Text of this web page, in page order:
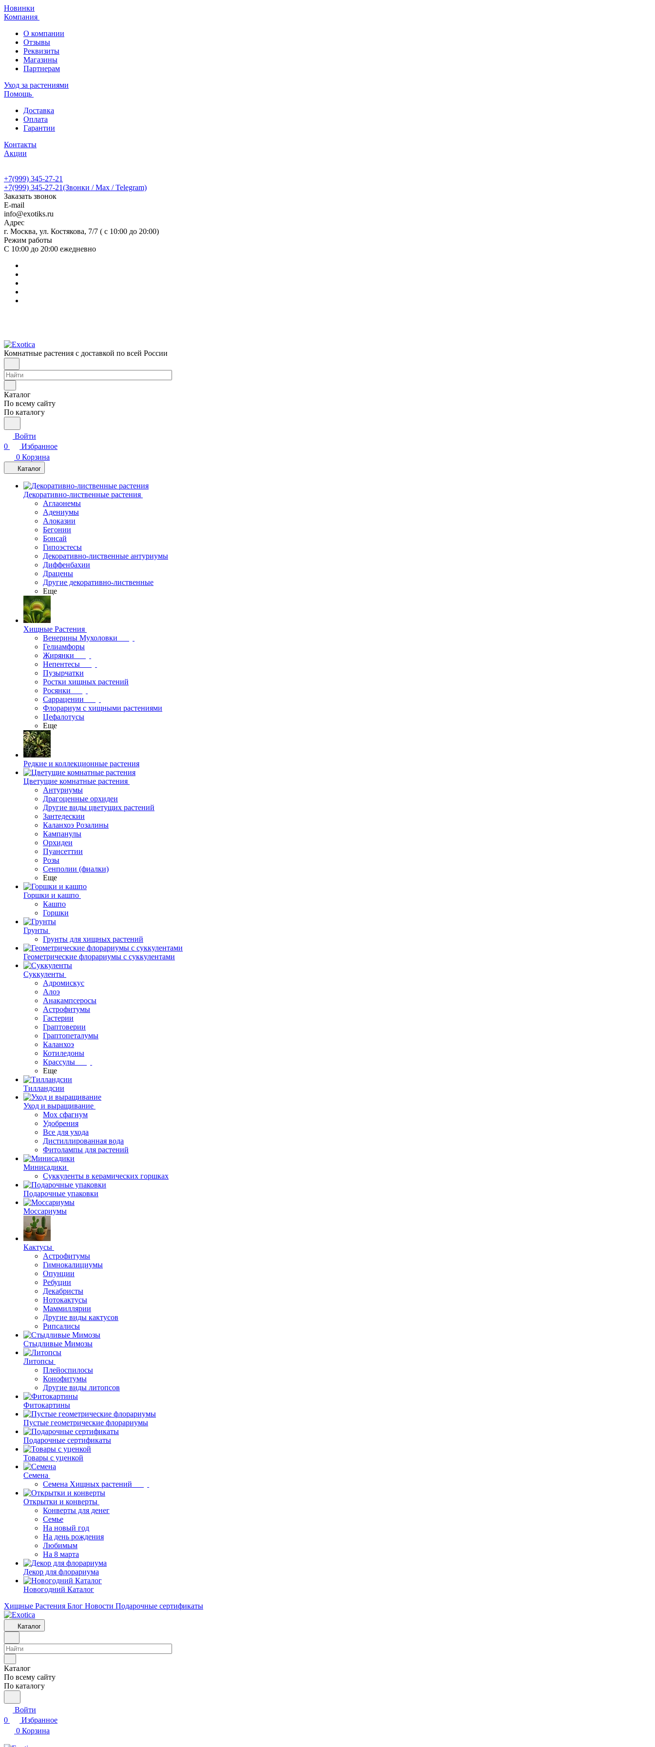
Новинки
Компания
О компании
Отзывы
Реквизиты
Магазины
Партнерам
Уход за растениями
Помощь
Доставка
Оплата
Гарантии
Контакты
Акции
+7(999) 345-27-21
+7(999) 345-27-21(Звонки / Max / Telegram)
Заказать звонок
E-mail
info@exotiks.ru
Адрес
г. Москва, ул. Костякова, 7/7 ( с 10:00 до 20:00)
Режим работы
С 10:00 до 20:00 ежедневно
Комнатные растения с доставкой по всей России
Каталог
По всему сайту
По каталогу
Войти
0
Избранное
0 Корзина
Каталог
Декоративно-лиственные растения
Аглаонемы
Адениумы
Алоказии
Бегонии
Бонсай
Гипоэстесы
Декоративно-лиственные антуриумы
Диффенбахии
Драцены
Другие декоративно-лиственные
Еще
Хищные Растения
Венерины Мухоловки
Гелиамфоры
Жирянки
Непентесы
Пузырчатки
Ростки хищных растений
Росянки
Саррацении
Флорариум с хищными растениями
Цефалотусы
Еще
Редкие и коллекционные растения
Цветущие комнатные растения
Антуриумы
Драгоценные орхидеи
Другие виды цветущих растений
Зантедескии
Каланхоэ Розалины
Кампанулы
Орхидеи
Пуансеттии
Розы
Сенполии (фиалки)
Еще
Горшки и кашпо
Кашпо
Горшки
Грунты
Грунты для хищных растений
Геометрические флорариумы с суккулентами
Суккуленты
Адромискус
Алоэ
Анакампсеросы
Астрофитумы
Гастерии
Граптоверии
Граптопеталумы
Каланхоэ
Котиледоны
Крассулы
Еще
Тилландсии
Уход и выращивание
Мох сфагнум
Удобрения
Все для ухода
Дистиллированная вода
Фитолампы для растений
Минисадики
Суккуленты в керамических горшках
Подарочные упаковки
Моссариумы
Кактусы
Астрофитумы
Гимнокалициумы
Опунции
Ребуции
Декабристы
Нотокактусы
Маммиллярии
Другие виды кактусов
Рипсалисы
Стыдливые Мимозы
Литопсы
Плейоспилосы
Конофитумы
Другие виды литопсов
Фитокартины
Пустые геометрические флорариумы
Подарочные сертификаты
Товары с уценкой
Семена
Семена Хищных растений
Открытки и конверты
Конверты для денег
Семье
На новый год
На день рождения
Любимым
На 8 марта
Декор для флорариума
Новогодний Каталог
Хищные Растения Блог Новости Подарочные сертификаты
Каталог
Каталог
По всему сайту
По каталогу
Войти
0
Избранное
0 Корзина